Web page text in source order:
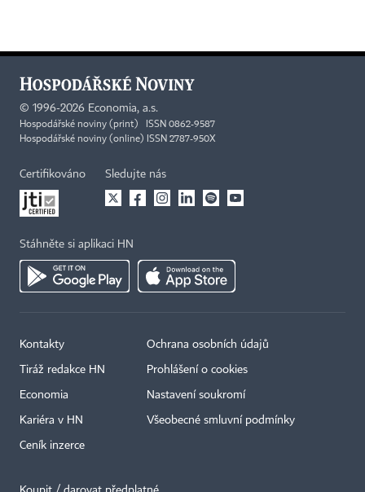
© 1996-2026 Economia, a.s.
Hospodářské noviny (print) ISSN 0862-9587
Hospodářské noviny (online) ISSN 2787-950X
Certifikováno Sledujte nás
Stáhněte si aplikaci HN
Kontakty
Tiráž redakce HN
Economia
Kariéra v HN
Ceník inzerce
Ochrana osobních údajů
Prohlášení o cookies
Nastavení soukromí
Všeobecné smluvní podmínky